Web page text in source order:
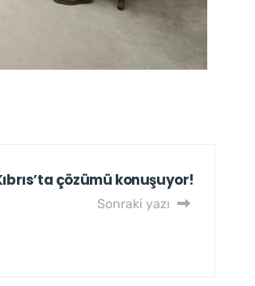
çözümü konuşuyor!
Sonraki yazı